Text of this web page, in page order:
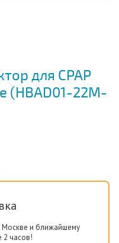
для CPAP
(HBAD01-22M-
Москве и ближайшему
2 часов!